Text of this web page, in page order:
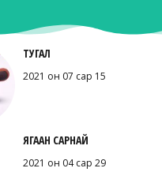
ТУГАЛ
2021 он 07 сар 15
ЯГААН САРНАЙ
2021 он 04 сар 29